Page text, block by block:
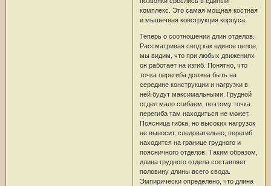
комплекс. Это самая мощная костная
и мышечная конструкция корпуса.
Теперь о соотношении длин отделов.
Рассматривая свод как единое целое,
мы видим, что при любых движениях
он работает на изгиб. Понятно, что
точка перегиба должна быть на
середине конструкции и нагрузки в
ней будут максимальными. Грудной
отдел мало сгибаем, поэтому точка
перегиба там находиться не может.
Поясница гибка, но высоких нагрузок
не выносит, следовательно, перегиб
находится на границе грудного и
поясничного отделов. Таким образом,
длина грудного отдела составляет
половину длины всего свода.
Эмпирически определено, что длина